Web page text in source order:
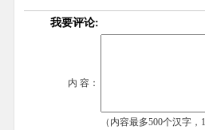
我要评论:
内 容：
（内容最多500个汉字